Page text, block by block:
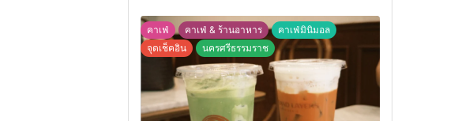
คาเฟ่ คาเฟ่ & ร้านอาหาร
คาเฟ่มินิมอล
จุดเช็คอิน
นครศรีธรรมราช